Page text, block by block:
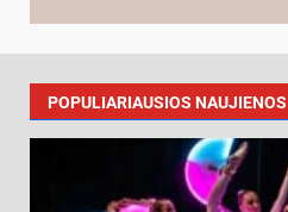
POPULIARIAUSIOS NAUJIENOS